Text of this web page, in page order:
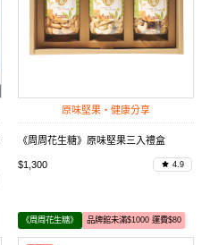
原味堅果・健康分享
《周周花生糖》原味堅果三入禮盒
$1,300 4.9
《周周花生糖》 品牌館未滿$1000 運費$80